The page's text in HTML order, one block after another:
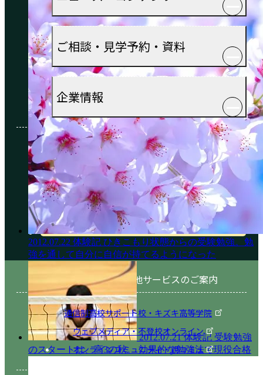
ご相談・見学予約・資料
企業情報
Other Service その他サービスのご案内
通信制高校サポート校・キズキ高等学院
ウェブメディア・不登校オンライン
オンラインコミュニティ・親コミュ
2012.07.22 体験記 ひきこもり状態からの受験勉強。勉
強を通して自分に自信が持てるようになった
2012.07.21体験記 受験勉強
のスタートは、高3の秋。 効果的な勉強法で現役合格